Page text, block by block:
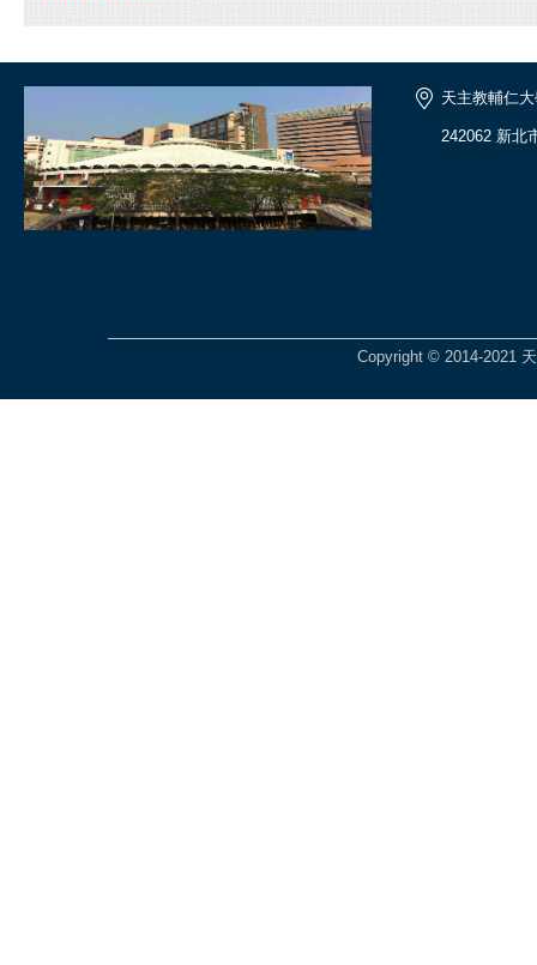
天主教輔仁
242062 新北
Copyright © 2014-2021